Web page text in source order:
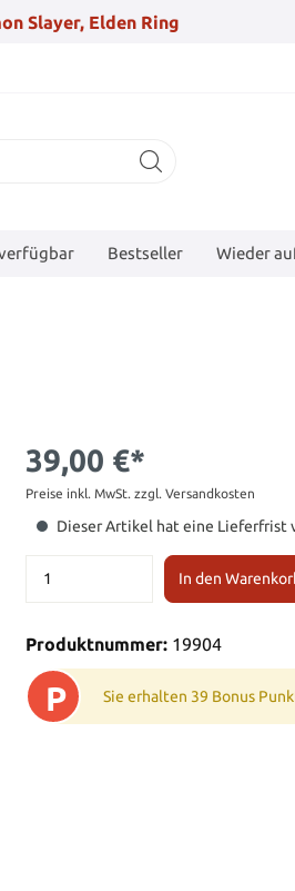
Slayer, Elden Ring
Bestseller Wieder
39,00 €*
Preise inkl. MwSt. zzgl. Versandkosten
Dieser Artikel hat eine Lieferfrist
In den
Produktnummer: 19904
P Sie erhalten 39 Bonus